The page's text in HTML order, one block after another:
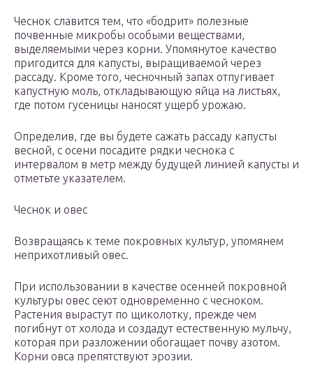
Чеснок славится тем, что «бодрит» полезные
почвенные микробы особыми веществами,
выделяемыми через корни. Упомянутое качество
пригодится для капусты, выращиваемой через
рассаду. Кроме того, чесночный запах отпугивает
капустную моль, откладывающую яйца на листьях,
где потом гусеницы наносят ущерб урожаю.
Определив, где вы будете сажать рассаду капусты
весной, с осени посадите рядки чеснока с
интервалом в метр между будущей линией капусты и
отметьте указателем.
Чеснок и овес
Возвращаясь к теме покровных культур, упомянем
неприхотливый овес.
При использовании в качестве осенней покровной
культуры овес сеют одновременно с чесноком.
Растения вырастут по щиколотку, прежде чем
погибнут от холода и создадут естественную мульчу,
которая при разложении обогащает почву азотом.
Корни овса препятствуют эрозии.